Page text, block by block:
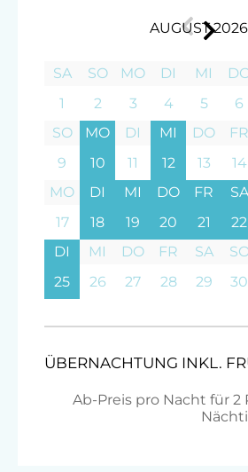
AUGUST 2026
SA
1
SO
2
MO
3
DI
4
MI
5
6
SO
9
MO
10
DI
11
MI
12
DO
13
FR
14
MO
17
DI
18
MI
19
DO
20
FR
21
SA
22
DI
25
MI
26
DO
27
FR
28
SA
29
30
ÜBERNACHTUNG INKL.
Ab-Preis pro Nacht für 2